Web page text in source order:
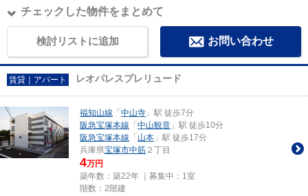
チェックした物件をまとめて
検討リストに追加 お問い合わせ
賃貸｜アパート レオパレスプレリュード
福知山線 「 中山寺 」駅 徒歩7分
阪急宝塚本線 「 中山観音 」駅 徒歩10分
阪急宝塚本線 「 山本 」駅 徒歩17分
兵庫県宝塚市中筋 ２丁目
4万円
築年数：築22年 ｜募集中： 1室
階数：2階建